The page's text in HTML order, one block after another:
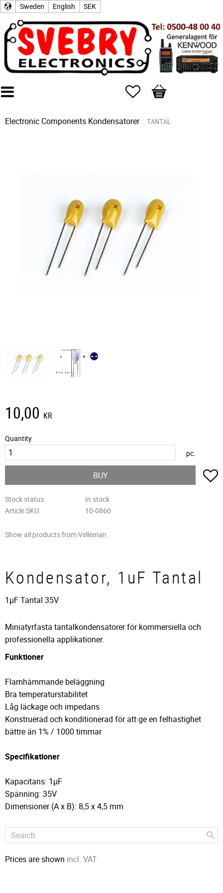
Sweden English SEK
Favorites
Basket
Electronic Components Kondensatorer TANTAL
10,00 KR
Quantity
pc.
BUY
Stock status
In stock
Article SKU
10-0860
Show all products from Velleman
Kondensator, 1uF Tantal
1µF Tantal 35V
Miniatyrfasta tantalkondensatorer för kommersiella och
professionella applikationer.
Funktioner
Flamhämmande beläggning
Bra temperaturstabilitet
Låg läckage och impedans
Konstruerad och konditionerad för att ge en felhastighet
bättre än 1% / 1000 timmar
Specifikationer
Kapacitans: 1μF
Spänning: 35V
Dimensioner (A x B): 8,5 x 4,5 mm
Prices are shown incl. VAT